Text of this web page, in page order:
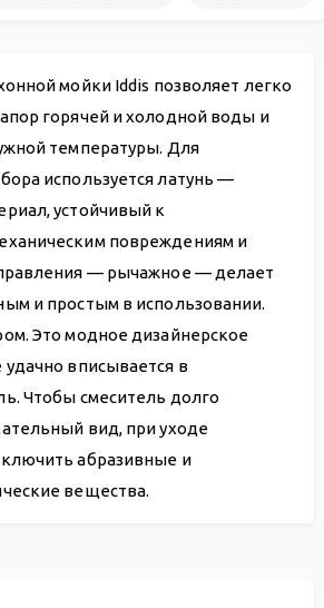
мойки Iddis позволяет легко
горячей и холодной воды и
температуры. Для
используется латунь —
устойчивый к
повреждениям и
— рычажное — делает
и простым в использовании.
Это модное дизайнерское
вписывается в
Чтобы смеситель долго
вид, при уходе
абразивные и
вещества.